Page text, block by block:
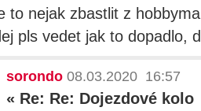
to nejak zbastlit z
pls vedet jak to dopadlo,
sorondo 08.03.2020 16:57
« Re: Re: Dojezdové kolo